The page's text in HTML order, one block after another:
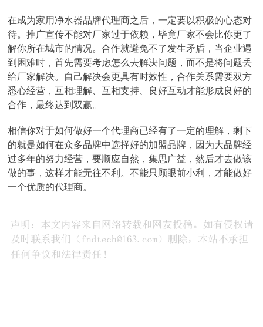
在成为家用净水器品牌代理商之后，一定要以积极的心态对
待。推广宣传不能对厂家过于依赖，毕竟厂家不会比你更了
解你所在城市的情况。合作就避免不了发生矛盾，当企业遇
到困难时，首先需要考虑怎么去解决问题，而不是将问题丢
给厂家解决。自己解决会更具有时效性，合作关系需要双方
悉心经营，互相理解、互相支持、良好互动才能形成良好的
合作，最终达到双赢。
相信你对于如何做好一个代理商已经有了一定的理解，剩下
的就是如何在众多品牌中选择好的加盟品牌，因为大品牌经
过多年的努力经营，要顺应自然，集思广益，然后才去做该
做的事，这样才能无往不利。不能只顾眼前小利，才能做好
一个优质的代理商。